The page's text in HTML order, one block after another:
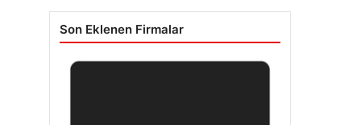
Son Eklenen Firmalar